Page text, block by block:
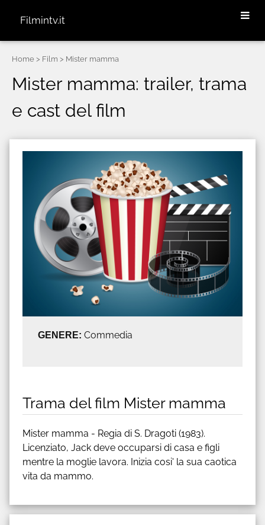
Filmintv.it
Home > Film > Mister mamma
Mister mamma: trailer, trama
e cast del film
GENERE: Commedia
Trama del film Mister mamma
Mister mamma - Regia di S. Dragoti (1983).
Licenziato, Jack deve occuparsi di casa e figli
mentre la moglie lavora. Inizia cosi' la sua caotica
vita da mammo.